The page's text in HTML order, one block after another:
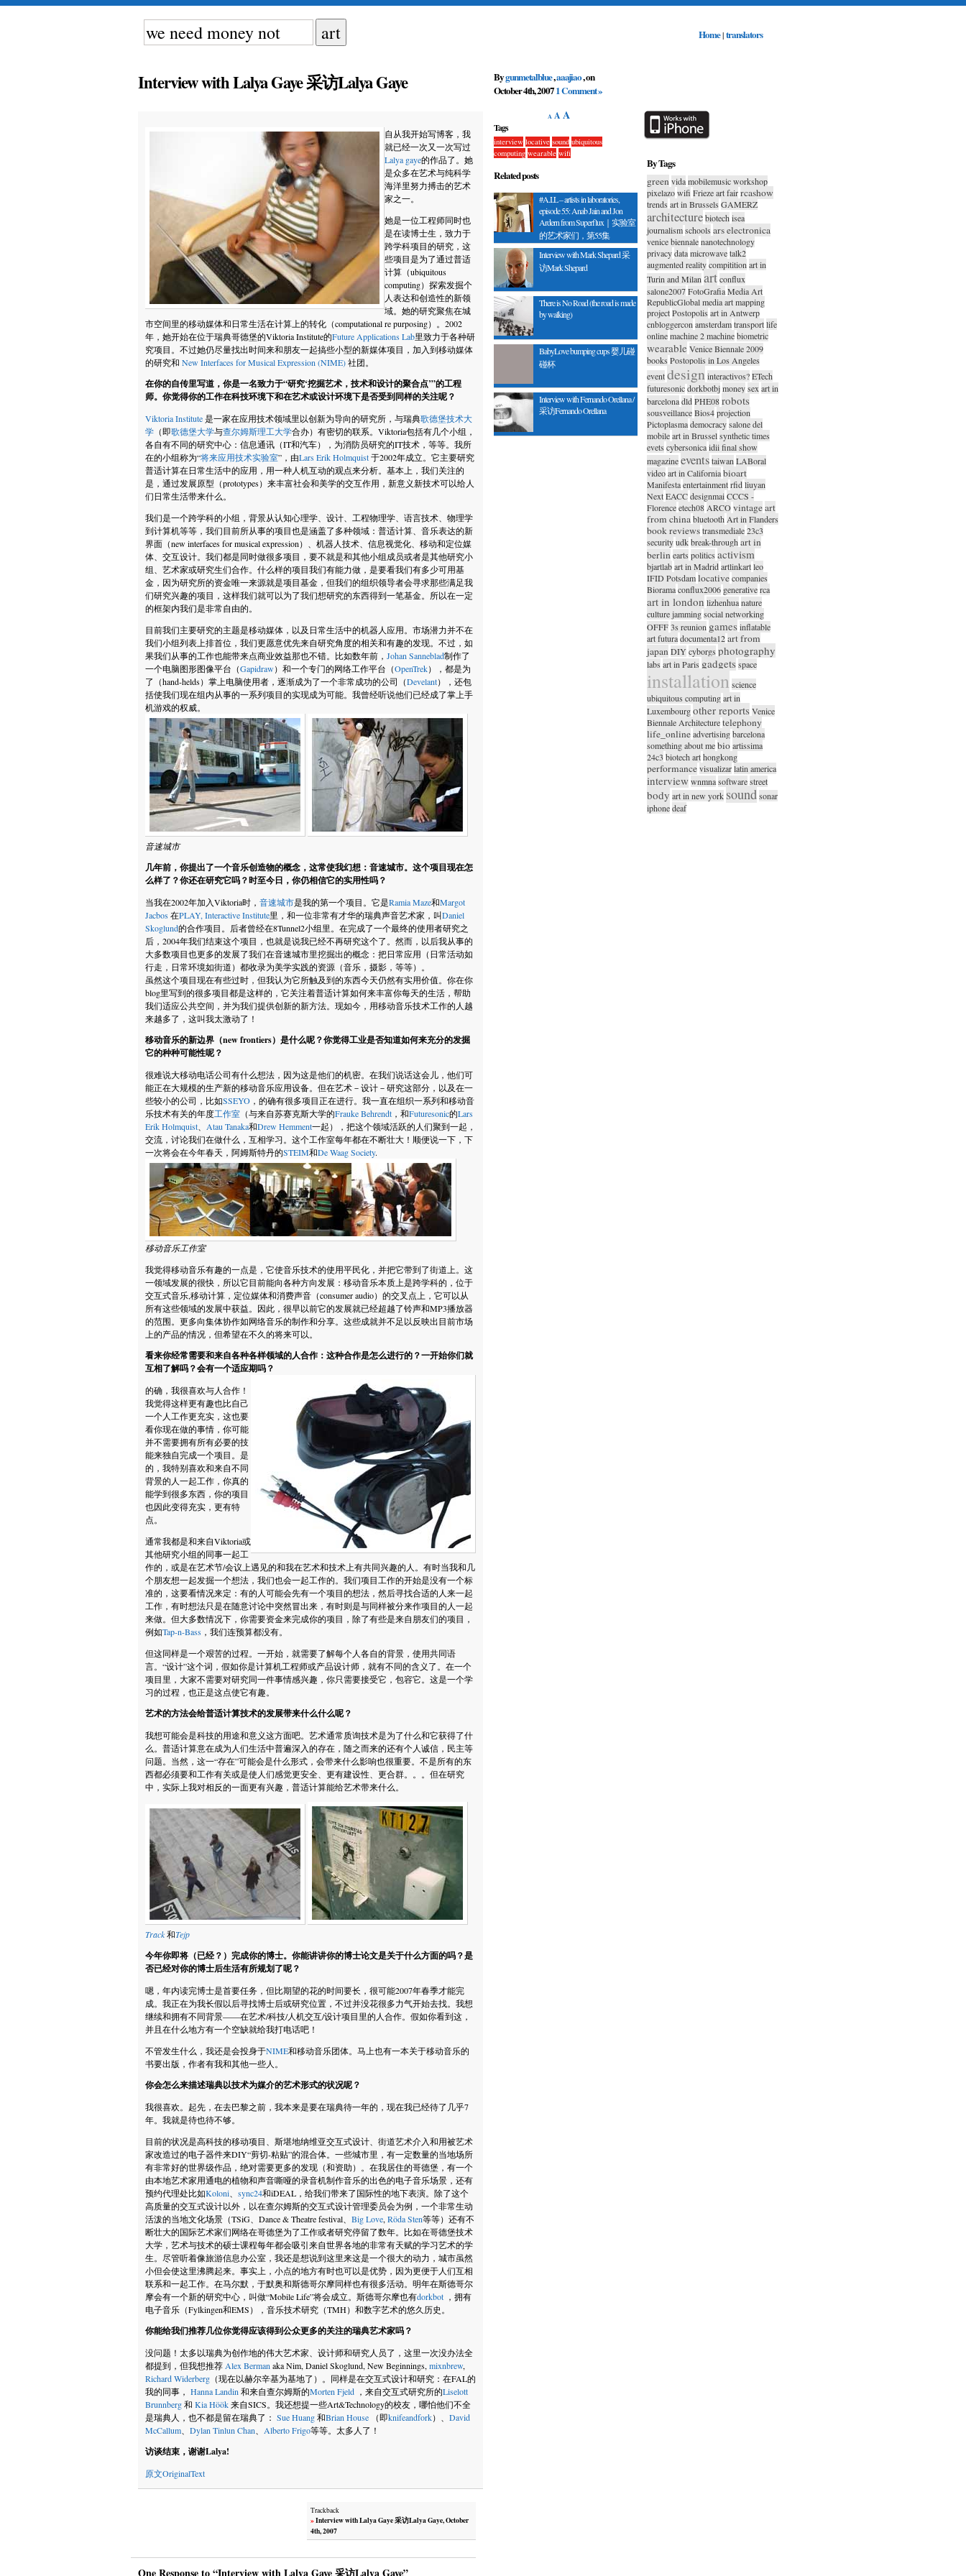
Home|translators
Interview with Lalya Gaye 采访Lalya Gaye Bygunmetalblue,aaajiao, on
October 4th, 20071 Comment »
A A A
Tags
interview locative sound ubiquitous
computing wearable wifi
Related posts
#A.I.L – artists in laboratories,
episode 55: Anab Jain and Jon
Ardern from Superflux｜实验室
的艺术家们，第55集
Interview with Mark Shepard 采
访Mark Shepard
There is No Road (the road is made
by walking)
BabyLove bumping cups 婴儿碰
碰杯
Interview with Fernando Orellana /
采访Fernando Orellana
自从我开始写博客，我
就已经一次又一次写过
Lalya gaye的作品了。她
是众多在艺术与纯科学
海洋里努力搏击的艺术
家之一。
她是一位工程师同时也
是在读博士生，致力于
跨学科项目的研究，这
些项目是为了通过普适
计算（ubiquitous
computing）探索发掘个
人表达和创造性的新领
域。她的研究聚焦在城
市空间里的移动媒体和日常生活在计算上的转化（computational re purposing）。2002
年，她开始在位于瑞典哥德堡的Viktoria Institute的Future Applications Lab里致力于各种研
究项目。不过她仍尽量找出时间来和朋友一起搞些小型的新媒体项目，加入到移动媒体
的研究和 New Interfaces for Musical Expression (NIME)社团。
在你的自传里写道，你是一名致力于“研究‘挖掘艺术，技术和设计的聚合点’”的工程
师。你觉得你的工作在科技环境下和在艺术或设计环境下是否受到同样的关注呢？
Viktoria Institute是一家在应用技术领域里以创新为导向的研究所，与瑞典歌德堡技术大
学 （即歌德堡大学与查尔姆斯理工大学合办）有密切的联系。Viktoria包括有几个小组，
各自有不同的研究中心：信息通讯（IT和汽车），为消防员研究的IT技术，等等。我所
在的小组称为“将来应用技术实验室”，由Lars Erik Holmquist于2002年成立。它主要研究
普适计算在日常生活中的应用，用一种人机互动的观点来分析。基本上，我们关注的
是，通过发展原型（prototypes）来丰富社会和美学的交互作用，新意义新技术可以给人
们日常生活带来什么。
我们是一个跨学科的小组，背景从认知心理学、设计、工程物理学、语言技术、物理学
到计算机等等，我们目前所从事的项目也是涵盖了多种领域：普适计算、音乐表达的新
界面（new interfaces for musical expression）、机器人技术、信息视觉化、移动和定位媒
体、交互设计。我们都是同时做很多项目，要不就是和其他小组成员或者是其他研究小
组、艺术家或研究生们合作。什么样的项目我们有能力做，是要看我们有多少可用基
金，因为研究所的资金唯一来源就是项目基金，但我们的组织领导者会寻求那些满足我
们研究兴趣的项目，这样我们就可以为了我们想研究的东西得到一笔基金。所以在一定
的框架内我们是非常自由的。
目前我们主要研究的主题是移动媒体，以及日常生活中的机器人应用。市场潜力并不在
我们小组列表上排首位，我们更愿意优先来自研究角度的相关和有趣的发现。不过，如
果我们从事的工作也能带来点商业效益那也不错。比如数年前， Johan Sanneblad制作了
一个电脑图形图像平台（Gapidraw）和一个专门的网络工作平台（OpenTrek），都是为
了（hand-helds）掌上电脑使用者，逐渐成为了一个非常成功的公司（Develant），还包
括使我们现在组内从事的一系列项目的实现成为可能。我曾经听说他们已经成了掌上手
机游戏的权威。
音速城市
几年前，你提出了一个音乐创造物的概念，这常使我幻想：音速城市。这个项目现在怎
么样了？你还在研究它吗？时至今日，你仍相信它的实用性吗？
当我在2002年加入Viktoria时， 音速城市是我的第一个项目。它是Ramia Maze和Margot
Jacbos在PLAY, Interactive Institute里，和一位非常有才华的瑞典声音艺术家，叫Daniel
Skoglund的合作项目。后者曾经在8Tunnel2小组里。在完成了一个最终的使用者研究之
后，2004年我们结束这个项目，也就是说我已经不再研究这个了。然而，以后我从事的
大多数项目也更多的发展了我们在音速城市里挖掘出的概念：把日常应用（日常活动如
行走，日常环境如街道）都收录为美学实践的资源（音乐，摄影，等等）。
虽然这个项目现在有些过时，但我认为它所触及到的东西今天仍然有实用价值。你在你
blog里写到的很多项目都是这样的，它关注着普适计算如何来丰富你每天的生活，帮助
我们适应公共空间，并为我们提供创新的新方法。现如今，用移动音乐技术工作的人越
来越多了，这叫我太激动了！
移动音乐的新边界（new frontiers）是什么呢？你觉得工业是否知道如何来充分的发掘
它的种种可能性呢？
很难说大移动电话公司有什么想法，因为这是他们的机密。在我们说话这会儿，他们可
能正在大规模的生产新的移动音乐应用设备。但在艺术－设计－研究这部分，以及在一
些较小的公司，比如SSEYO ，的确有很多项目正在进行。我一直在组织一系列和移动音
乐技术有关的年度工作室 （与来自苏赛克斯大学的Frauke Behrendt ，和Futuresonic的Lars
Erik Holmquist
Atau Tanaka和Drew Hemment一起），把这个领域活跃的人们聚到一起，
交流，讨论我们在做什么，互相学习。这个工作室每年都在不断壮大！顺便说一下，下
一次将会在今年春天，阿姆斯特丹的STEIM和De Waag Society.
移动音乐工作室
我觉得移动音乐有趣的一点是，它使音乐技术的使用平民化，并把它带到了街道上。这
一领域发展的很快，所以它目前能向各种方向发展：移动音乐本质上是跨学科的，位于
交互式音乐,移动计算，定位媒体和消费声音（consumer audio）的交叉点上，它可以从
所有这些领域的发展中获益。因此，很早以前它的发展就已经超越了铃声和MP3播放器
的范围。更多向集体协作如网络音乐的制作和分享。这些成就并不足以反映出目前市场
上的产品的情况，但希望在不久的将来可以。
看来你经常需要和来自各种各样领域的人合作：这种合作是怎么进行的？一开始你们就
互相了解吗？会有一个适应期吗？
的确，我很喜欢与人合作！
我觉得这样更有趣也比自己
一个人工作更充实，这也要
看你现在做的事情，你可能
并不需要拥有所有必要的技
能来独自完成一个项目。是
的，我特别喜欢和来自不同
背景的人一起工作，你真的
能学到很多东西，你的项目
也因此变得充实，更有特
点。
通常我都是和来自Viktoria或
其他研究小组的同事一起工
作的，或是在艺术节/会议上遇见的和我在艺术和技术上有共同兴趣的人。有时当我和几
个朋友想一起发掘一个想法，我们也会一起工作的。我们项目工作的开始是没有一个标
准的，这要看情况来定：有的人可能会先有一个项目的想法，然后寻找合适的人来一起
工作，有时想法只是在随意讨论中突然冒出来，有时则是与同样被分来作项目的人一起
来做。但大多数情况下，你需要资金来完成你的项目，除了有些是来自朋友们的项目，
例如Tap-n-Bass ，我们连预算都没有。
但这同样是一个艰苦的过程。一开始，就需要了解每个人各自的背景，使用共同语
言。“设计”这个词，假如你是计算机工程师或产品设计师，就有不同的含义了。在一个
项目里，大家不需要对研究同一件事情感兴趣，你只需要接受它，包容它。这是一个学
习的过程，也正是这点使它有趣。
艺术的方法会给普适计算技术的发展带来什么什么呢？
我想可能会是科技的用途和意义这方面吧。艺术通常质询技术是为了什么和它获得了什
么。普适计算意在成为人们生活中普遍深入的存在，随之而来的还有个人诚信，民主等
问题。当然，这一“存在”可能会是什么形式，会带来什么影响也很重要。不是所有的东
西都必须要和工作有关或是使人们感觉更安全、更有建设性、更合群。。。但在研究
中，实际上我对相反的一面更有兴趣，普适计算能给艺术带来什么。
Track和Tejp
今年你即将（已经？）完成你的博士。你能讲讲你的博士论文是关于什么方面的吗？是
否已经对你的博士后生活有所规划了呢？
嗯，年内读完博士是首要任务，但比期望的花的时间要长，很可能2007年春季才能完
成。我正在为我长假以后寻找博士后或研究位置，不过并没花很多力气开始去找。我想
继续和拥有不同背景——在艺术/科技/人机交互/设计项目里的人合作。假如你看到这，
并且在什么地方有一个空缺就给我打电话吧！
不管发生什么，我还是会投身于NIME和移动音乐团体。马上也有一本关于移动音乐的
书要出版，作者有我和其他一些人。
你会怎么来描述瑞典以技术为媒介的艺术形式的状况呢？
我很喜欢。起先，在去巴黎之前，我本来是要在瑞典待一年的，现在我已经待了几乎7
年。我就是待也待不够。
目前的状况是高科技的移动项目、斯堪地纳维亚交互式设计、街道艺术介入和用被艺术
家改造过的电子器件来DIY“剪切-粘贴”的混合体。一些城市里，有一定数量的当地场所
有非常好的世界级作品，绝对需要更多的发现（和资助）。在我居住的哥德堡，有一个
由本地艺术家用通电的植物和声音嘶哑的录音机制作音乐的出色的电子音乐场景，还有
预约代理处比如Koloni sync24和iDEAL，给我们带来了国际性的地下表演。除了这个
高质量的交互式设计以外，以在查尔姆斯的交互式设计管理委员会为例，一个非常生动
活泼的当地文化场景（TSiG、Dance & Theatre festival、 Big Love, Röda Sten等等）还有不
断壮大的国际艺术家们网络在哥德堡为了工作或者研究停留了数年。比如在哥德堡技术
大学，艺术与技术的硕士课程每年都会吸引来自世界各地的非常有天赋的学习艺术的学
生。尽管听着像旅游信息办公室，我还是想说到这里来这是一个很大的动力，城市虽然
小但会使这里沸腾起来。事实上，小点的地方有时也可以是优势，因为更便于人们互相
联系和一起工作。在马尔默，于默奥和斯德哥尔摩同样也有很多活动。明年在斯德哥尔
摩会有一个新的研究中心，叫做“Mobile Life”将会成立。斯德哥尔摩也有dorkbot ，拥有
电子音乐（Fylkingen和EMS），音乐技术研究（TMH）和数字艺术的悠久历史。
你能给我们推荐几位你觉得应该得到公众更多的关注的瑞典艺术家吗？
没问题！太多以瑞典为创作地的伟大艺术家、设计师和研究人员了，这里一次没办法全
都提到，但我想推荐 Alex Berman aka Nim, Daniel Skoglund, New Beginnings, mixnbrew,
Richard Widerberg （现在以赫尔辛基为基地了）。同样是在交互式设计和研究：在FAL的
我的同事， Hanna Landin 和来自查尔姆斯的Morten Fjeld ，来自交互式研究所的Liselott
Brunnberg和 Kia Höök来自SICS。我还想提一些Art&Technology的校友，哪怕他们不全
是瑞典人，也不都是留在瑞典了： Sue Huang和Brian House （即knifeandfork）、 David
McCallum
Dylan Tinlun Chan Alberto Frigo等等。太多人了！
访谈结束，谢谢Lalya!
原文OriginalText
Trackback
»Interview with Lalya Gaye 采访Lalya Gaye, October
4th, 2007
One Response to “Interview with Lalya Gaye 采访Lalya Gaye”
By Tags
green vidamobilemusic workshop
pixelazowifi Frieze art fairrcashow
trends art in Brussels GAMERZ
architecturebiotech isea
journalismschools ars electronica
venice biennalenanotechnology
privacydatamicrowavetalk2
augmented realitycompitition art in
Turin and Milan artconflux
salone2007FotoGrafiaMedia Art
RepublicGlobal media art mapping
projectPostopolis art in Antwerp
cnbloggercon amsterdamtransportlife
onlinemachine 2 machinebiometric
wearableVenice Biennale 2009
books Postopolis in Los Angeles
eventdesigninteractivos?ETech
futuresonicdorkbotbjmoneysex art in
barcelonadldPHE08robots
sousveillanceBios4projection
Pictoplasmademocracysalone del
mobileart in Brusselsynthetic times
evets cybersonicaidii final show
magazineeventstaiwan LABoral
videoart in Californiabioart
Manifestaentertainmentrfidliuyan
NextEACCdesignmaiCCCS -
Florenceetech08 ARCOvintageart
from china bluetooth Art in Flanders
book reviewstransmediale23c3
securityudkbreak-through art in
berlin earts politics activism
bjartlabart in Madridartlinkartleo
IFID Potsdamlocativecompanies
Bioramaconflux2006 generativerca
art in london lizhenhuanature
culture jammingsocial networking
OFFF3s reunion games inflatable
art futuradocumenta12art from
japan DIYcyborgs photography
labs art in Paris gadgets space
installation science
ubiquitous computingart in
Luxembourgother reports Venice
Biennale Architecturetelephony
life_onlineadvertisingbarcelona
something about mebioartissima
24c3 biotech arthongkong
performancevisualizarlatin america
interviewwnmnasoftwarestreet
body art in new york soundsonar
iphonedeaf